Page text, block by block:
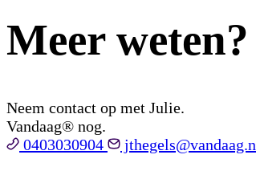
Meer weten?
Neem contact op met Julie.
Vandaag® nog.
0403030904